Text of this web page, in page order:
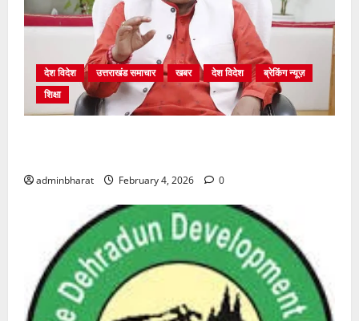
देश विदेश उत्तराखंड समाचार खबर देश विदेश
ब्रेकिंग न्यूज़
शिक्षा
adminbharat February 4, 2026 0